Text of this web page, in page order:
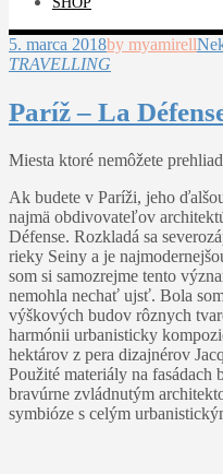
5. marca 2018by myamirell
TRAVELLING
Paríž – La
Miesta ktoré nemôžete
Ak budete v Paríži, jeho
najmä obdivovateľov
Défense. Rozkladá sa
rieky Seiny a je
som si samozrejme tento
nemohla nechať ujsť. Bola
výškových budov rôznych
harmónii urbanisticky
hektárov z pera dizajnérov
Použité materiály na fasádach
bravúrne zvládnutým
symbióze s celým